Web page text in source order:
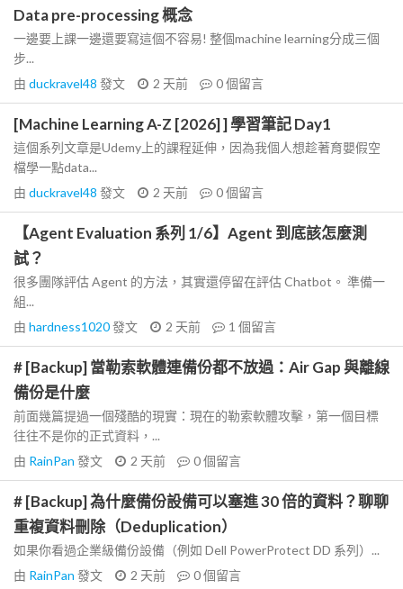
Data pre-processing 概念
一邊要上課一邊還要寫這個不容易! 整個machine learning分成三個
步...
由 duckravel48 發文 2 天前 0個留言
[Machine Learning A-Z [2026] ] 學習筆記 Day1
這個系列文章是Udemy上的課程延伸，因為我個人想趁著育嬰假空
檔學一點data...
由 duckravel48 發文 2 天前 0個留言
【Agent Evaluation 系列 1/6】Agent 到底該怎麼測
試？
很多團隊評估 Agent 的方法，其實還停留在評估 Chatbot。 準備一
組...
由 hardness1020發文 2 天前 1 個留言
# [Backup] 當勒索軟體連備份都不放過：Air Gap 與離線
備份是什麼
前面幾篇提過一個殘酷的現實：現在的勒索軟體攻擊，第一個目標
往往不是你的正式資料，...
由 RainPan 發文 2 天前 0個留言
# [Backup] 為什麼備份設備可以塞進 30 倍的資料？聊聊
重複資料刪除（Deduplication）
如果你看過企業級備份設備（例如 Dell PowerProtect DD 系列）...
由 RainPan 發文 2 天前 0個留言